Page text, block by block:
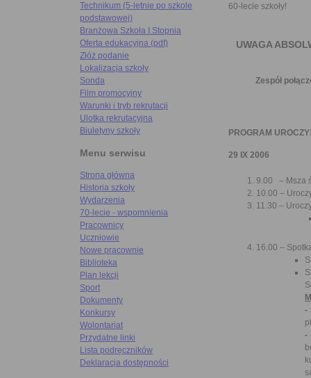
Technikum (5-letnie po szkole
podstawowej)
Branżowa Szkoła I Stopnia
Oferta edukacyjna (pdf)
Złóż podanie
Lokalizacja szkoły
Sonda
Film promocyjny
Warunki i tryb rekrutacji
Ulotka rekrutacyjna
Biuletyny szkoły
Menu serwisu
Strona główna
Historia szkoły
Wydarzenia
70-lecie - wspomnienia
Pracownicy
Uczniowie
Nowe pracownie
Biblioteka
Plan lekcji
Sport
Dokumenty
Konkursy
Wolontariat
Przydatne linki
Lista podręczników
Deklaracja dostępności
60-lecie szkoły!
UWAGA
Zespół
PROGRAM
29 IX 2006
9.00 – Msza
10.00 –
11.30 –
16.00 –
-
-